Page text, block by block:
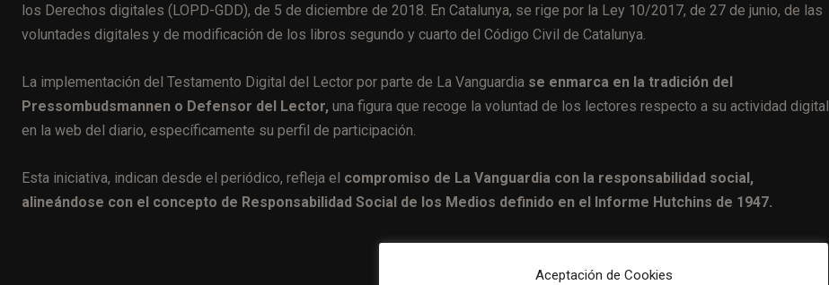
los Derechos digitales (LOPD-GDD), de 5 de diciembre de 2018. En Catalunya, se rige por la Ley 10/2017, de 27 de junio, de las
voluntades digitales y de modificación de los libros segundo y cuarto del Código Civil de Catalunya.
La implementación del Testamento Digital del Lector por parte de La Vanguardia se enmarca en la tradición del
Pressombudsmannen o Defensor del Lector, una figura que recoge la voluntad de los lectores respecto a su actividad digital
en la web del diario, específicamente su perfil de participación.
Esta iniciativa, indican desde el periódico, refleja el compromiso de La Vanguardia con la responsabilidad social,
alineándose con el concepto de Responsabilidad Social de los Medios definido en el Informe Hutchins de 1947.
Aceptación de Cookies